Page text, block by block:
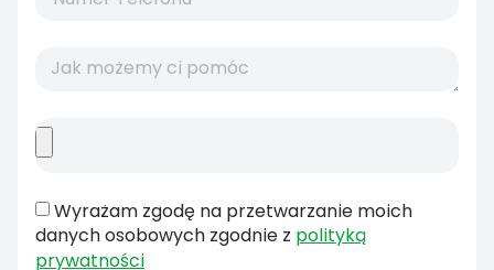
Wyrażam zgodę na przetwarzanie moich
danych osobowych zgodnie z polityką
prywatności